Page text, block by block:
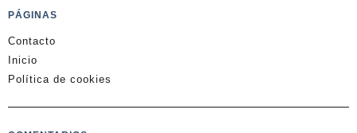
PÁGINAS
Contacto
Inicio
Política de cookies